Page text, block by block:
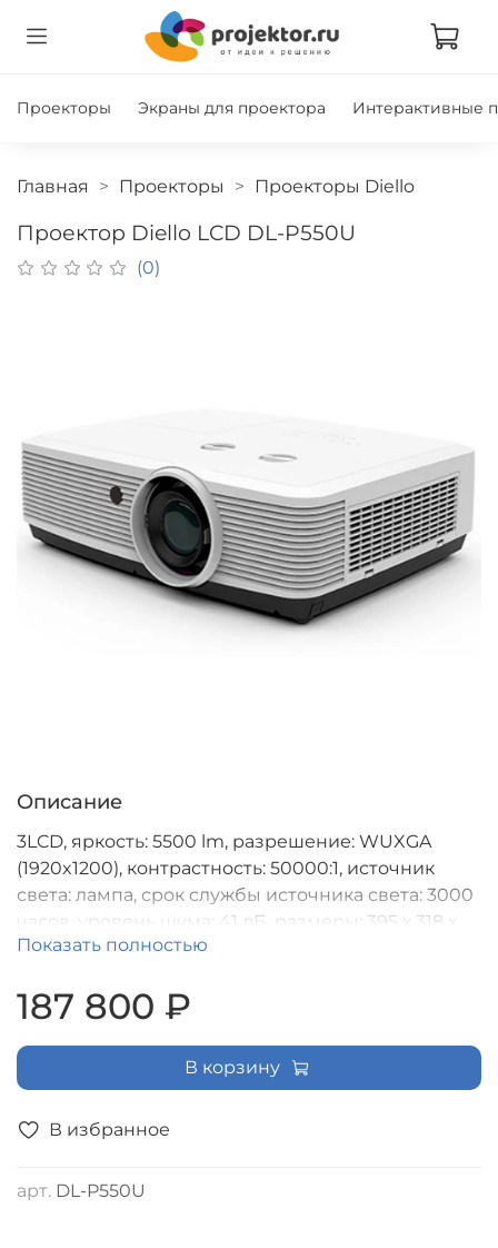
Проекторы Экраны для проектора Интерактивные
Главная Проекторы Проекторы Diello
Проектор Diello LCD DL-P550U
(0)
В избранное
арт. DL-P550U
Описание
3LCD, яркость: 5500 lm, разрешение: WUXGA
(1920x1200), контрастность: 50000:1, источник
света: лампа, срок службы источника света: 3000
часов, уровень шума: 41 дБ, размеры: 395 х 318 х
128 мм, вес: 4,45 кг, TR: 1.08 - 1.76:1
Показать полностью
187 800 ₽
В корзину